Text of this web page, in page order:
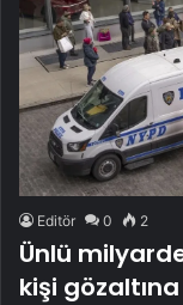
Editör 0 2
Ünlü
kişi gözaltına